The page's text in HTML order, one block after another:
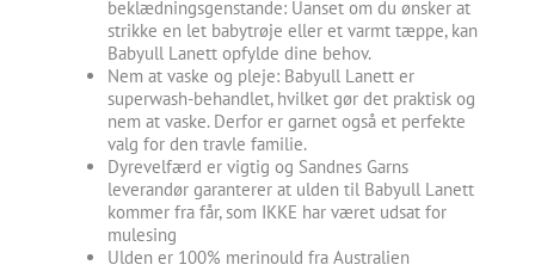
beklædningsgenstande: Uanset om du ønsker at
strikke en let babytrøje eller et varmt tæppe, kan
Babyull Lanett opfylde dine behov.
Nem at vaske og pleje: Babyull Lanett er
superwash-behandlet, hvilket gør det praktisk og
nem at vaske. Derfor er garnet også et perfekte
valg for den travle familie.
Dyrevelfærd er vigtig og Sandnes Garns
leverandør garanterer at ulden til Babyull Lanett
kommer fra får, som IKKE har været udsat for
mulesing
Ulden er 100% merinould fra Australien